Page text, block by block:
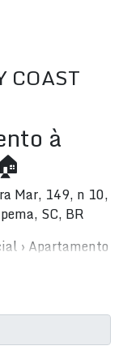
COAST
à
Mar, 149, n 10,
SC, BR
› Apartamento
320,1 m² 📏